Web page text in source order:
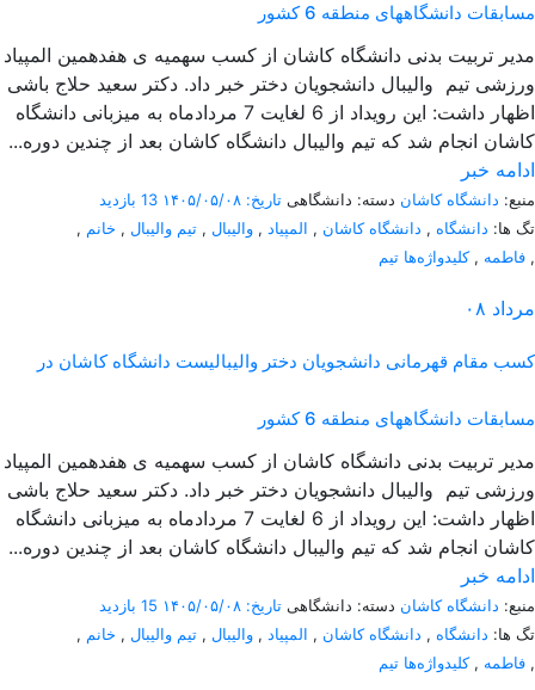
مسابقات دانشگاههای منطقه 6 کشور
مدیر تربیت بدنی دانشگاه کاشان از کسب سهمیه ی هفدهمین المپیاد
ورزشی تیم والیبال دانشجویان دختر خبر داد. دکتر سعید حلاج باشی
اظهار داشت: این رویداد از 6 لغایت 7 مردادماه به میزبانی دانشگاه
کاشان انجام شد که تیم والیبال دانشگاه کاشان بعد از چندین دوره...
ادامه خبر
منبع: دانشگاه کاشان دسته: دانشگاهی تاریخ: ۱۴۰۵/۰۵/۰۸
13 بازدید
تگ ها: دانشگاه , دانشگاه کاشان , المپیاد , والیبال , تیم والیبال , خانم ,
فاطمه ,کلیدواژه‌ها تیم ,
۰۸ مرداد
کسب مقام قهرمانی دانشجویان دختر والیبالیست دانشگاه کاشان در
مسابقات دانشگاههای منطقه 6 کشور
مدیر تربیت بدنی دانشگاه کاشان از کسب سهمیه ی هفدهمین المپیاد
ورزشی تیم والیبال دانشجویان دختر خبر داد. دکتر سعید حلاج باشی
اظهار داشت: این رویداد از 6 لغایت 7 مردادماه به میزبانی دانشگاه
کاشان انجام شد که تیم والیبال دانشگاه کاشان بعد از چندین دوره...
ادامه خبر
منبع: دانشگاه کاشان دسته: دانشگاهی تاریخ: ۱۴۰۵/۰۵/۰۸
15 بازدید
تگ ها: دانشگاه , دانشگاه کاشان , المپیاد , والیبال , تیم والیبال , خانم ,
فاطمه ,کلیدواژه‌ها تیم ,